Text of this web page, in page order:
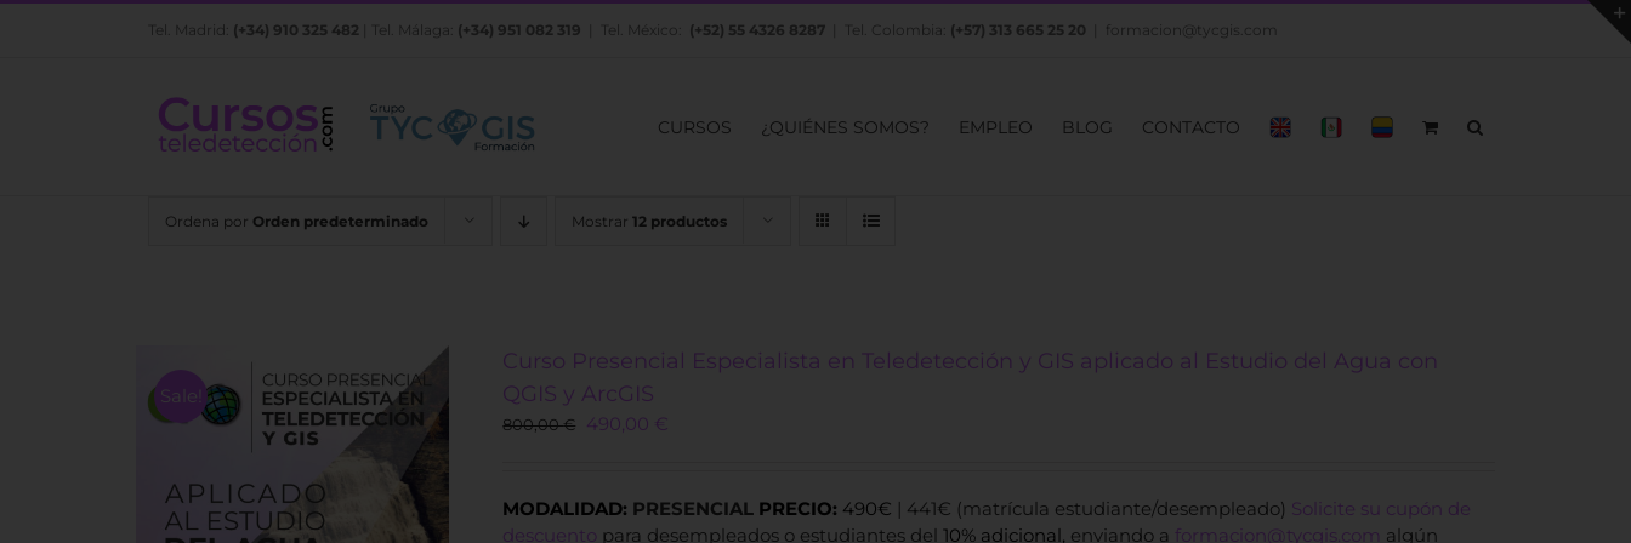
Saltar
Tel. Madrid: (+34) 910 325 482 | Tel. Málaga: (+34) 951 082 319 | Tel. México: (+52) 55 4326 8287 | Tel. Colombia: (+57) 313 665 25 20 formacion@tycgis.com
CURSOS ¿QUIÉNES SOMOS? EMPLEO BLOG CONTACTO
Ordena por Orden predeterminado Mostrar 12 productos
Sale!
Curso Presencial Especialista en Teledetección y GIS aplicado al Estudio del Agua con
QGIS y ArcGIS
800,00€
Original
800,00 €.
490,00 €
490,00 €.
MODALIDAD: PRESENCIAL PRECIO: 490€ | 441€ (matrícula estudiante/desempleado) Solicite su cupón de
descuento para desempleados o estudiantes del 10% adicional, enviando a formacion@tycgis.com algún